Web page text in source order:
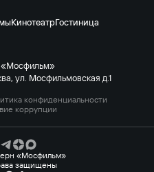
КинотеатрГостиница
«Мосфильм»
ул. Мосфильмовская д.1
конфиденциальности
коррупции
«Мосфильм»
защищены